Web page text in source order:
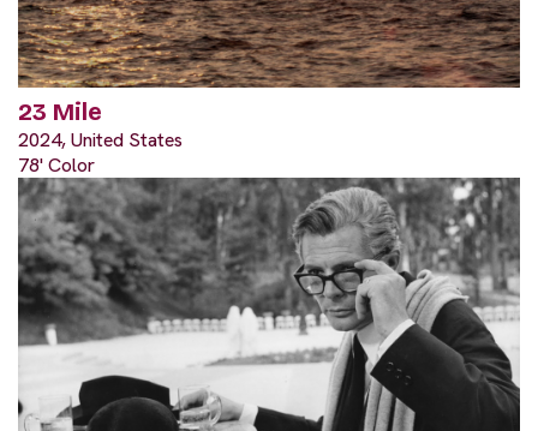
23 Mile
2024, United States
78' Color